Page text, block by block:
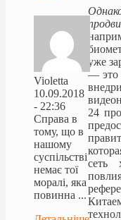
уже
— это
24
сеть
Violetta
10.09.2018
- 22:36
Справа в
тому, що в
нашому
суспільстві
немає тої
моралі, яка
повинна ...